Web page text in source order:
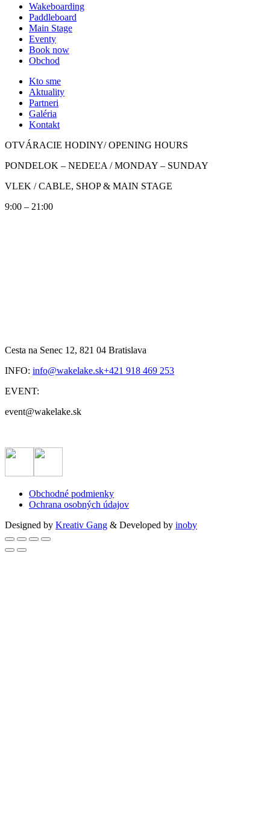
Wakeboarding
Paddleboard
Main Stage
Eventy
Book now
Obchod
Kto sme
Aktuality
Partneri
Galéria
Kontakt
OTVÁRACIE HODINY/ OPENING HOURS
PONDELOK – NEDEĽA / MONDAY – SUNDAY
VLEK / CABLE, SHOP & MAIN STAGE
9:00 – 21:00
Cesta na Senec 12, 821 04 Bratislava
INFO: info@wakelake.sk+421 918 469 253
EVENT:
event@wakelake.sk
Obchodné podmienky
Ochrana osobných údajov
Designed by Kreativ Gang & Developed by inoby